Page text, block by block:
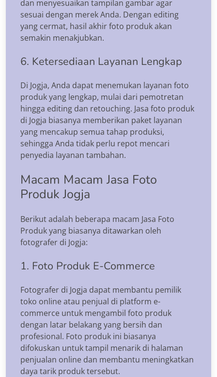
dan menyesuaikan tampilan gambar agar
sesuai dengan merek Anda. Dengan editing
yang cermat, hasil akhir foto produk akan
semakin menakjubkan.
6. Ketersediaan Layanan Lengkap
Di Jogja, Anda dapat menemukan layanan foto
produk yang lengkap, mulai dari pemotretan
hingga editing dan retouching. Jasa foto produk
di Jogja biasanya memberikan paket layanan
yang mencakup semua tahap produksi,
sehingga Anda tidak perlu repot mencari
penyedia layanan tambahan.
Macam Macam Jasa Foto
Produk Jogja
Berikut adalah beberapa macam Jasa Foto
Produk yang biasanya ditawarkan oleh
fotografer di Jogja:
1. Foto Produk E-Commerce
Fotografer di Jogja dapat membantu pemilik
toko online atau penjual di platform e-
commerce untuk mengambil foto produk
dengan latar belakang yang bersih dan
profesional. Foto produk ini biasanya
difokuskan untuk tampil menarik di halaman
penjualan online dan membantu meningkatkan
daya tarik produk tersebut.